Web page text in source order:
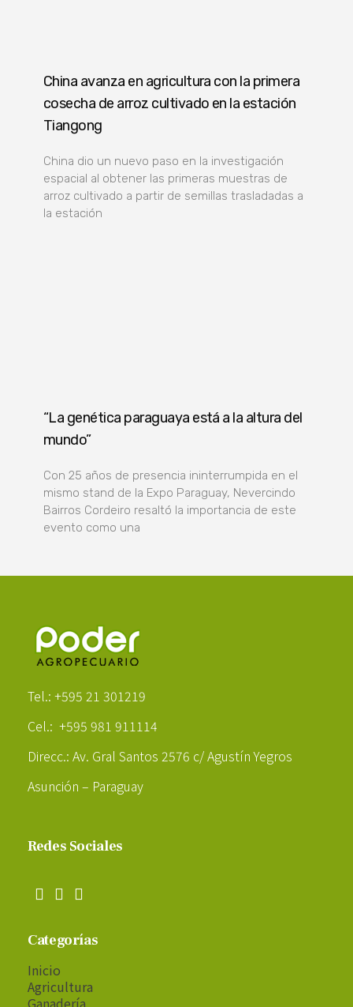
China avanza en agricultura con la primera
cosecha de arroz cultivado en la estación
Tiangong
China dio un nuevo paso en la investigación
espacial al obtener las primeras muestras de
arroz cultivado a partir de semillas trasladadas a
la estación
“La genética paraguaya está a la altura del
mundo”
Con 25 años de presencia ininterrumpida en el
mismo stand de la Expo Paraguay, Nevercindo
Bairros Cordeiro resaltó la importancia de este
evento como una
Tel.: +595 21 301219
Cel.: +595 981 911114
Direcc.: Av. Gral Santos 2576 c/ Agustín Yegros
Asunción – Paraguay
Redes Sociales
Categorías
Inicio
Agricultura
Ganadería